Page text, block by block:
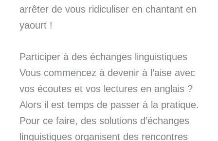
arrêter de vous ridiculiser en chantant en
yaourt !
Participer à des échanges linguistiques
Vous commencez à devenir à l’aise avec
vos écoutes et vos lectures en anglais ?
Alors il est temps de passer à la pratique.
Pour ce faire, des solutions d’échanges
linguistiques organisent des rencontres